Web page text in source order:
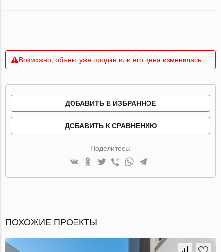
Возможно, объект уже продан или его цена изменилась
ДОБАВИТЬ В ИЗБРАННОЕ
ДОБАВИТЬ К СРАВНЕНИЮ
Поделитесь:
ПОХОЖИЕ ПРОЕКТЫ